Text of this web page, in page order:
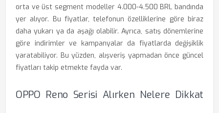
orta ve üst segment modeller 4.000-4.500 BRL bandında
yer alıyor. Bu fiyatlar, telefonun özelliklerine göre biraz
daha yukarı ya da aşağı olabilir. Ayrıca, satış dönemlerine
göre indirimler ve kampanyalar da fiyatlarda değişiklik
yaratabiliyor. Bu yüzden, alışveriş yapmadan önce güncel
fiyatları takip etmekte fayda var.
OPPO Reno Serisi Alırken Nelere Dikkat